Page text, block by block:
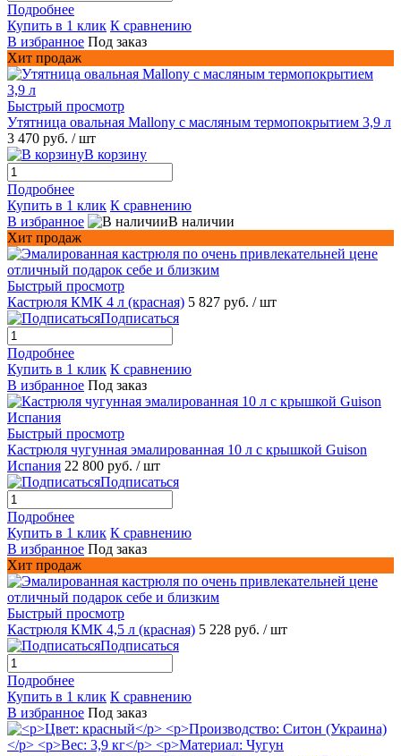
Подробнее
Купить в 1 клик К сравнению
В избранное Под заказ
Хит продаж
Быстрый просмотр
Утятница овальная Mallony с масляным термопокрытием 3,9 л
3 470 руб. / шт
В корзину
Подробнее
Купить в 1 клик К сравнению
В избранное
В наличии
Хит продаж
Быстрый просмотр
Кастрюля КМК 4 л (красная) 5 827 руб. / шт
Подписаться
Подробнее
Купить в 1 клик К сравнению
В избранное Под заказ
Быстрый просмотр
Кастрюля чугунная эмалированная 10 л с крышкой Guison
Испания 22 800 руб. / шт
Подписаться
Подробнее
Купить в 1 клик К сравнению
В избранное Под заказ
Хит продаж
Быстрый просмотр
Кастрюля КМК 4,5 л (красная) 5 228 руб. / шт
Подписаться
Подробнее
Купить в 1 клик К сравнению
В избранное Под заказ